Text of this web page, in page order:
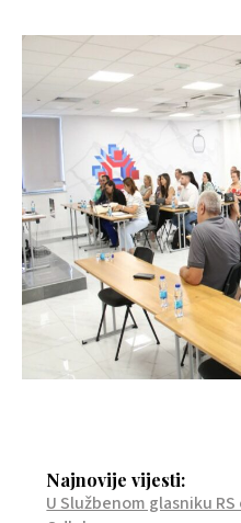
Najnovije vijesti:
U Službenom glasniku